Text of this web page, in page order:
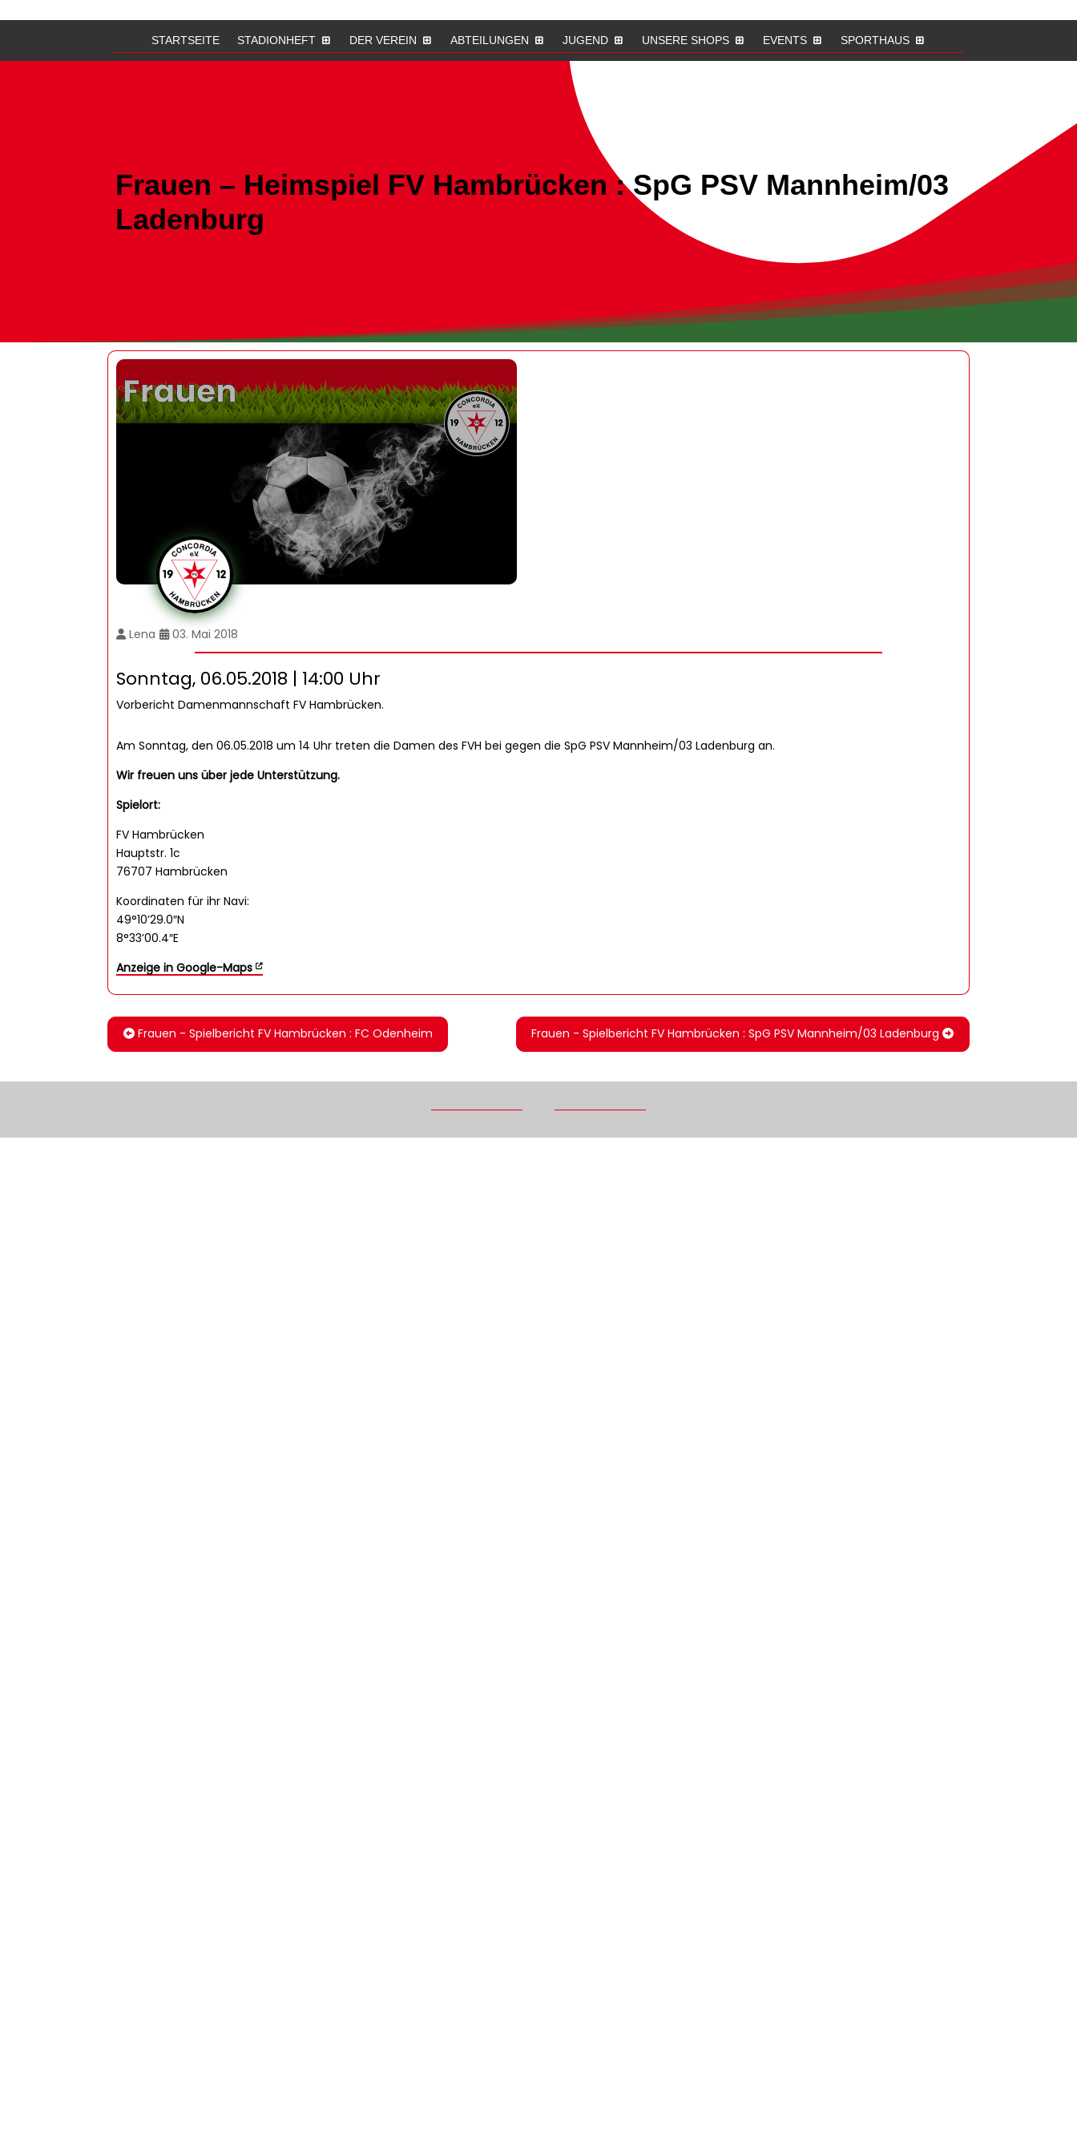
STARTSEITE STADIONHEFT DER VEREIN ABTEILUNGEN JUGEND UNSERE SHOPS EVENTS SPORTHAUS
Frauen – Heimspiel FV Hambrücken : SpG PSV Mannheim/03
Ladenburg
Lena 03. Mai 2018
Sonntag, 06.05.2018 | 14:00 Uhr
Vorbericht Damenmannschaft FV Hambrücken.
Am Sonntag, den 06.05.2018 um 14 Uhr treten die Damen des FVH bei gegen die SpG PSV Mannheim/03 Ladenburg an.
Wir freuen uns über jede Unterstützung.
Spielort:
FV Hambrücken
Hauptstr. 1c
76707 Hambrücken
Koordinaten für ihr Navi:
49°10’29.0″N
8°33’00.4″E
Anzeige in Google-Maps
Frauen - Spielbericht FV Hambrücken : FC Odenheim Frauen - Spielbericht FV Hambrücken : SpG PSV Mannheim/03 Ladenburg